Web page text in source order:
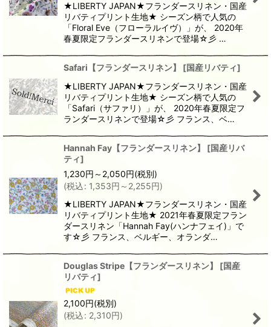
★LIBERTY JAPAN★フランダースリネン・国産
リバティプリント生地★ シーズン柄で人気の
「Floral Eve（フローラルイヴ）」が、 2020年
春夏限定フランダースリネンで登場☆彡 …
Safari【フランダースリネン】 [国産リバティ]
★LIBERTY JAPAN★フランダースリネン・国産
リバティプリント生地★ シーズン柄で人気の
「Safari（サファリ）」が、 2020年春夏限定フ
ランダースリネンで登場☆彡 フランス、ベ…
Hannah Fay【フランダースリネン】 [国産リバ
ティ]
1,230円 ～2,050円(税別)
(税込: 1,353円 ～2,255円)
★LIBERTY JAPAN★フランダースリネン・国産
リバティプリント生地★ 2021年春夏限定フラン
ダースリネン「Hannah Fay(ハンナフェイ)」で
す☆彡 フランス、ベルギー、オランダ…
Douglas Stripe【フランダースリネン】 [国産
リバティ]
2,100円(税別)
(税込: 2,310円)